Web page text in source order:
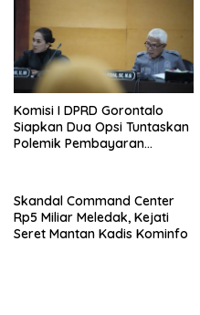
Komisi I DPRD Gorontalo
Siapkan Dua Opsi Tuntaskan
Polemik Pembayaran
Skandal Command Center
Rp5 Miliar Meledak, Kejati
Seret Mantan Kadis Kominfo